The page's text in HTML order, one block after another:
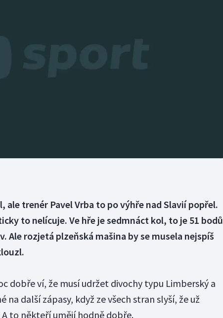
ale trenér Pavel Vrba to po výhře nad Slavií popřel.
to nelícuje. Ve hře je sedmnáct kol, to je 51 bodů
Ale rozjetá plzeňská mašina by se musela nejspíš
dobře ví, že musí udržet divochy typu Limberský a
na další zápasy, když ze všech stran slyší, že už
to někteří umějí hodně dobře.